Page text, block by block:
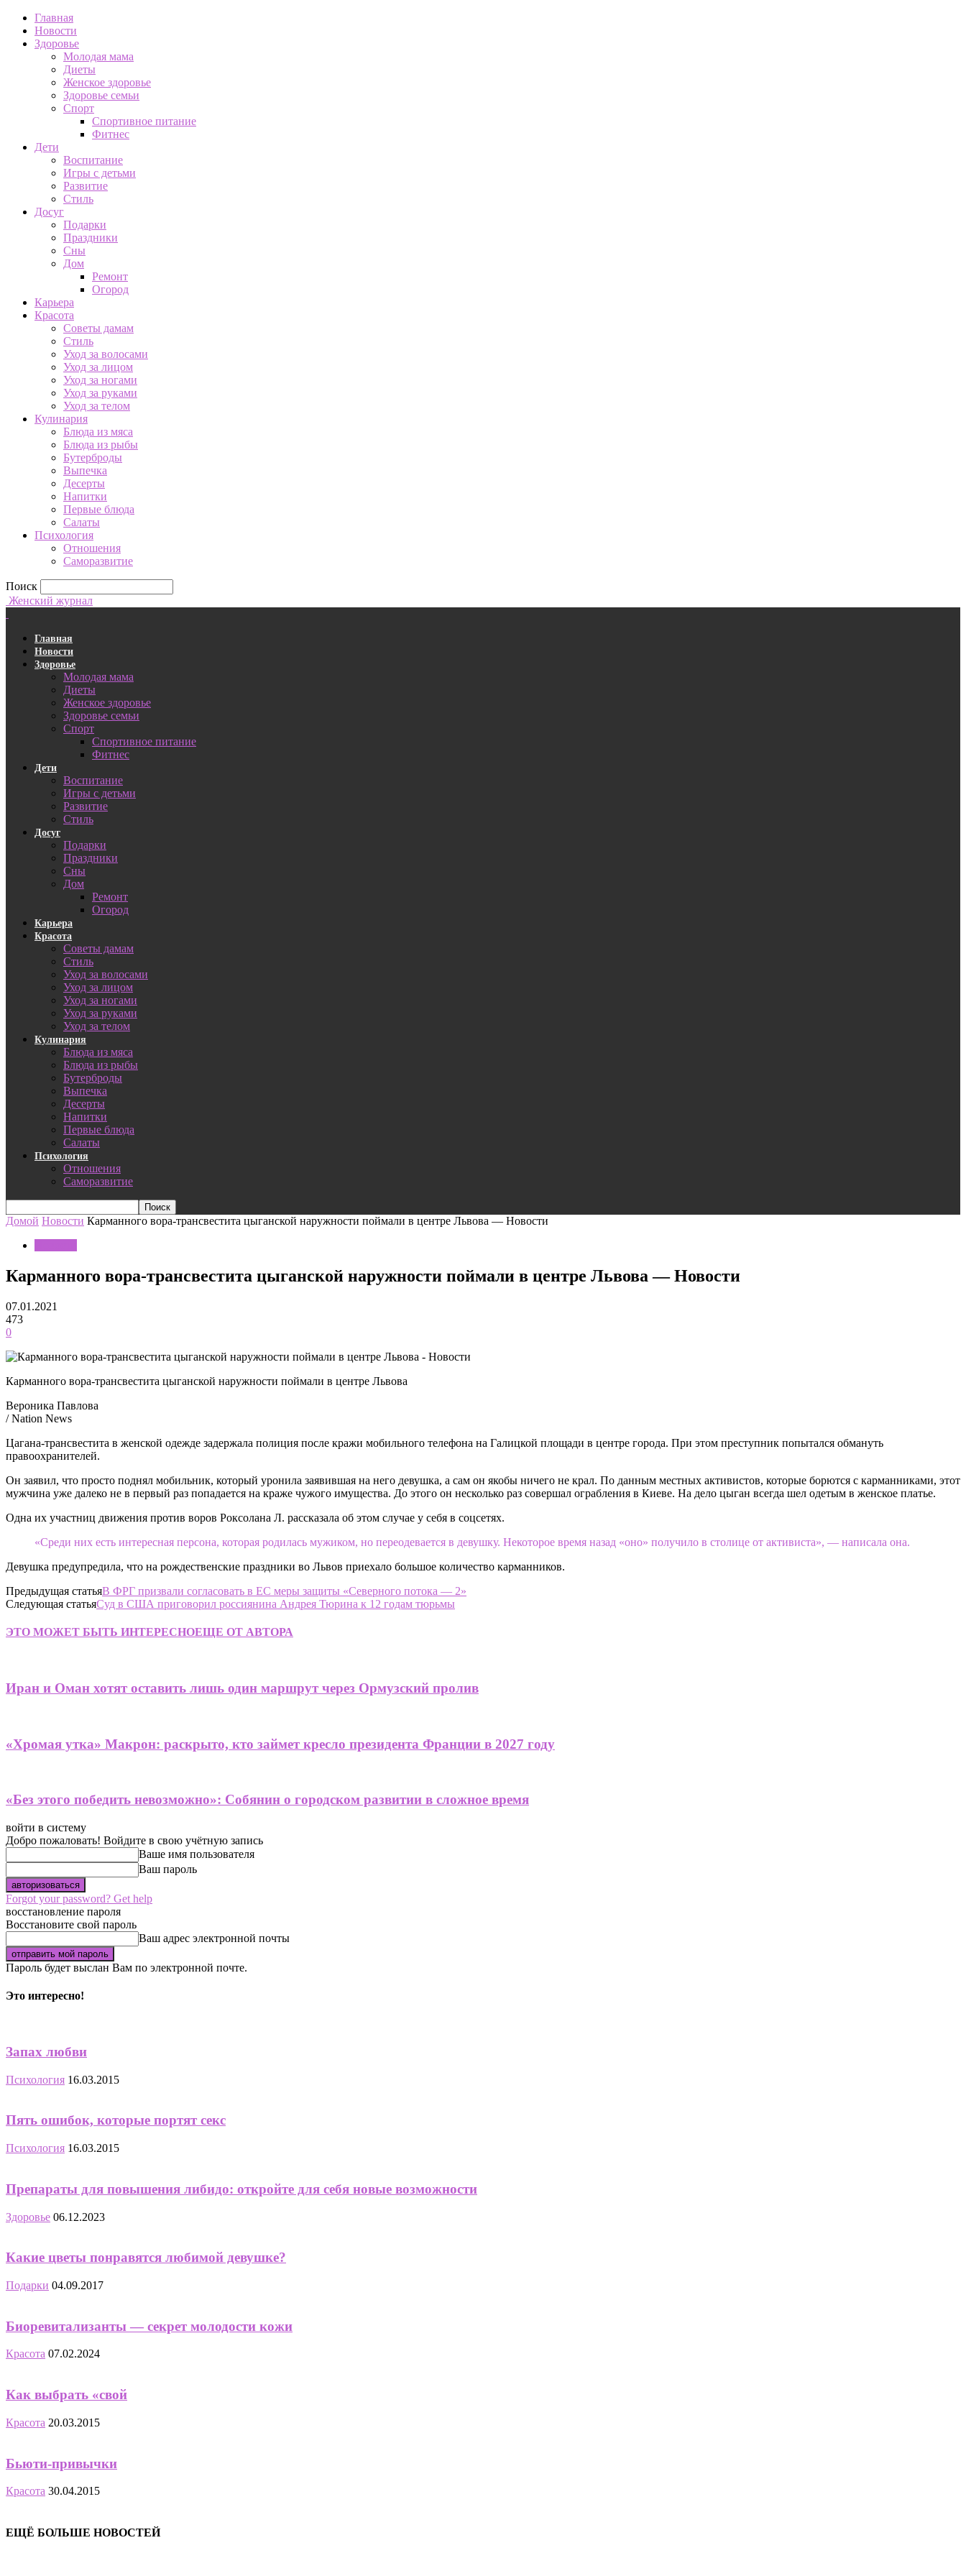
Главная
Новости
Здоровье
Молодая мама
Диеты
Женское здоровье
Здоровье семьи
Спорт
Спортивное питание
Фитнес
Дети
Воспитание
Игры с детьми
Развитие
Стиль
Досуг
Подарки
Праздники
Сны
Дом
Ремонт
Огород
Карьера
Красота
Советы дамам
Стиль
Уход за волосами
Уход за лицом
Уход за ногами
Уход за руками
Уход за телом
Кулинария
Блюда из мяса
Блюда из рыбы
Бутерброды
Выпечка
Десерты
Напитки
Первые блюда
Салаты
Психология
Отношения
Саморазвитие
Поиск
Женский журнал
Главная
Новости
Здоровье
Молодая мама
Диеты
Женское здоровье
Здоровье семьи
Спорт
Спортивное питание
Фитнес
Дети
Воспитание
Игры с детьми
Развитие
Стиль
Досуг
Подарки
Праздники
Сны
Дом
Ремонт
Огород
Карьера
Красота
Советы дамам
Стиль
Уход за волосами
Уход за лицом
Уход за ногами
Уход за руками
Уход за телом
Кулинария
Блюда из мяса
Блюда из рыбы
Бутерброды
Выпечка
Десерты
Напитки
Первые блюда
Салаты
Психология
Отношения
Саморазвитие
Домой Новости Карманного вора-трансвестита цыганской наружности поймали в центре Львова — Новости
Карманного вора-трансвестита цыганской наружности поймали в центре Львова — Новости
07.01.2021
473
0
Карманного вора-трансвестита цыганской наружности поймали в центре Львова
Вероника Павлова
/ Nation News
Цагана-трансвестита в женской одежде задержала полиция после кражи мобильного телефона на Галицкой площади в центре города. При этом преступник попытался обмануть
правоохранителей.
Он заявил, что просто поднял мобильник, который уронила заявившая на него девушка, а сам он якобы ничего не крал. По данным местных активистов, которые борются с карманниками, этот
мужчина уже далеко не в первый раз попадается на краже чужого имущества. До этого он несколько раз совершал ограбления в Киеве. На дело цыган всегда шел одетым в женское платье.
Одна их участниц движения против воров Роксолана Л. рассказала об этом случае у себя в соцсетях.
«Среди них есть интересная персона, которая родилась мужиком, но переодевается в девушку. Некоторое время назад «оно» получило в столице от активиста», — написала она.
Девушка предупредила, что на рождественские праздники во Львов приехало большое количество карманников.
Предыдущая статьяВ ФРГ призвали согласовать в ЕС меры защиты «Северного потока — 2»
Следующая статьяСуд в США приговорил россиянина Андрея Тюрина к 12 годам тюрьмы
ЭТО МОЖЕТ БЫТЬ ИНТЕРЕСНОЕЩЕ ОТ АВТОРА
Иран и Оман хотят оставить лишь один маршрут через Ормузский пролив
«Хромая утка» Макрон: раскрыто, кто займет кресло президента Франции в 2027 году
«Без этого победить невозможно»: Собянин о городском развитии в сложное время
войти в систему
Добро пожаловать! Войдите в свою учётную запись
Ваше имя пользователя
Ваш пароль
Forgot your password? Get help
восстановление пароля
Восстановите свой пароль
Ваш адрес электронной почты
Пароль будет выслан Вам по электронной почте.
Это интересно!
Запах любви
Психология 16.03.2015
Пять ошибок, которые портят секс
Психология 16.03.2015
Препараты для повышения либидо: откройте для себя новые возможности
Здоровье 06.12.2023
Какие цветы понравятся любимой девушке?
Подарки 04.09.2017
Биоревитализанты — секрет молодости кожи
Красота 07.02.2024
Как выбрать «свой
Красота 20.03.2015
Бьюти-привычки
Красота 30.04.2015
ЕЩЁ БОЛЬШЕ НОВОСТЕЙ